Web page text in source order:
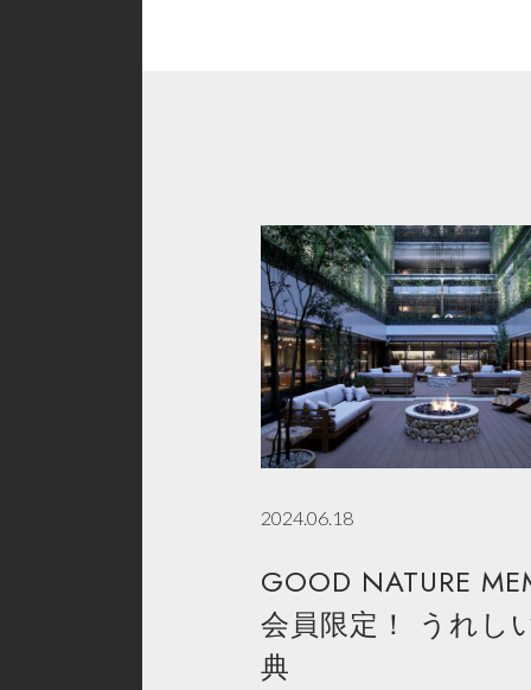
2024.06.18
GOOD NATURE
会員限定！ うれし
典